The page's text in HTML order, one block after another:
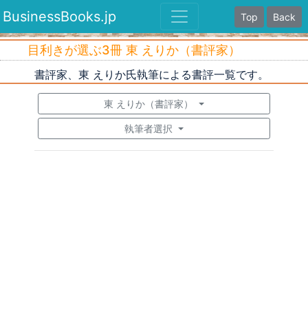
BusinessBooks.jp Top Back
目利きが選ぶ3冊 東 えりか（書評家）
書評家、東 えりか氏執筆による書評一覧です。
東 えりか（書評家）
執筆者選択